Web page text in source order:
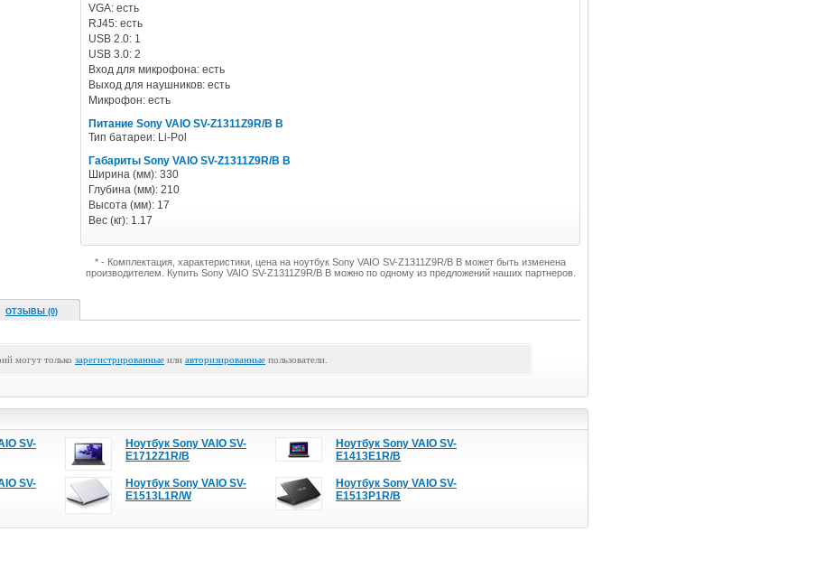
VGA: есть
RJ45: есть
USB 2.0: 1
USB 3.0: 2
Вход для микрофона: есть
Выход для наушников: есть
Микрофон: есть
Питание Sony VAIO SV-Z1311Z9R/B B
Тип батареи: Li-Pol
Габариты Sony VAIO SV-Z1311Z9R/B B
Ширина (мм): 330
Глубина (мм): 210
Высота (мм): 17
Вес (кг): 1.17
* - Комплектация, характеристики, цена на ноутбук Sony VAIO SV-Z1311Z9R/B B может быть изменена
производителем. Купить Sony VAIO SV-Z1311Z9R/B B можно по одному из предложений наших партнеров.
ОТЗЫВЫ (0)
могут только зарегистрированные или авторизированные пользователи.
SV-
Ноутбук Sony VAIO SV-
E1712Z1R/B
Ноутбук Sony VAIO SV-
E1413E1R/B
SV-
Ноутбук Sony VAIO SV-
E1513L1R/W
Ноутбук Sony VAIO SV-
E1513P1R/B